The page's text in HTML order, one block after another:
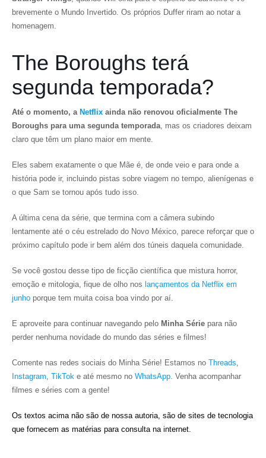
brevemente o Mundo Invertido. Os próprios Duffer riram ao notar a
homenagem.
The Boroughs terá
segunda temporada?
Até o momento, a Netflix ainda não renovou oficialmente The
Boroughs para uma segunda temporada, mas os criadores deixam
claro que têm um plano maior em mente.
Eles sabem exatamente o que Mãe é, de onde veio e para onde a
história pode ir, incluindo pistas sobre viagem no tempo, alienígenas e
o que Sam se tornou após tudo isso.
A última cena da série, que termina com a câmera subindo
lentamente até o céu estrelado do Novo México, parece reforçar que o
próximo capítulo pode ir bem além dos túneis daquela comunidade.
Se você gostou desse tipo de ficção científica que mistura horror,
emoção e mitologia, fique de olho nos lançamentos da Netflix em
junho porque tem muita coisa boa vindo por aí.
E aproveite para continuar navegando pelo Minha Série para não
perder nenhuma novidade do mundo das séries e filmes!
Comente nas redes sociais do Minha Série! Estamos no Threads,
Instagram, TikTok e até mesmo no WhatsApp. Venha acompanhar
filmes e séries com a gente!
Os textos acima não são de nossa autoria, são de sites de tecnologia
que fornecem as matérias para consulta na internet.